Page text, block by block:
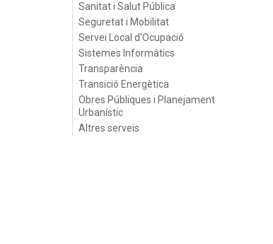
Sanitat i Salut Pública
Seguretat i Mobilitat
Servei Local d'Ocupació
Sistemes Informàtics
Transparència
Transició Energètica
Obres Públiques i Planejament
Urbanístic
Altres serveis